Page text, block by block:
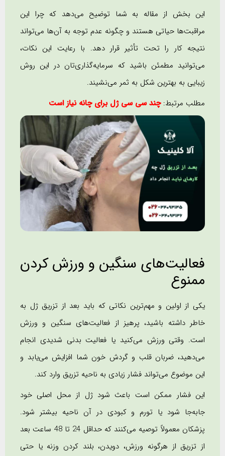
این بخش از مقاله به شما توضیح می‌دهد که چرا این
مراقبت‌ها حیاتی هستند و چگونه عدم توجه به آن‌ها می‌تواند
نتیجه کار را تحت تأثیر قرار دهد. با رعایت این نکات،
می‌توانید مطمئن باشید که سرمایه‌گذاری‌تان در این روش
زیبایی به بهترین شکل به ثمر می‌نشیند.
مطلب مرتبط: چند سی سی ژل برای چانه نیاز است
فعالیت‌های سنگین و ورزش کردن
ممنوع
یکی از اولین و مهم‌ترین نکاتی که باید بعد از تزریق ژل به
خاطر داشته باشید، پرهیز از فعالیت‌های سنگین و ورزش
است. وقتی ورزش می‌کنید یا فعالیت بدنی شدیدی انجام
می‌دهید، ضربان قلب و گردش خون شما افزایش می‌یابد و
این موضوع می‌تواند فشار زیادی به ناحیه تزریق وارد کند.
این فشار ممکن است باعث شود ژل از محل اصلی خود
جابه‌جا شود یا تورم و کبودی در آن ناحیه بیشتر شود.
پزشکان معمولاً توصیه می‌کنند که حداقل 24 تا 48 ساعت بعد
از تزریق از هرگونه ورزش، دویدن، بلند کردن وزنه یا حتی